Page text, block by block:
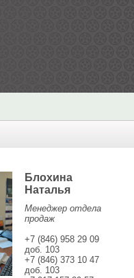
Блохина
Наталья
Менеджер отдела
продаж
+7 (846) 958 29 09
доб. 103
+7 (846) 373 10 47
доб. 103